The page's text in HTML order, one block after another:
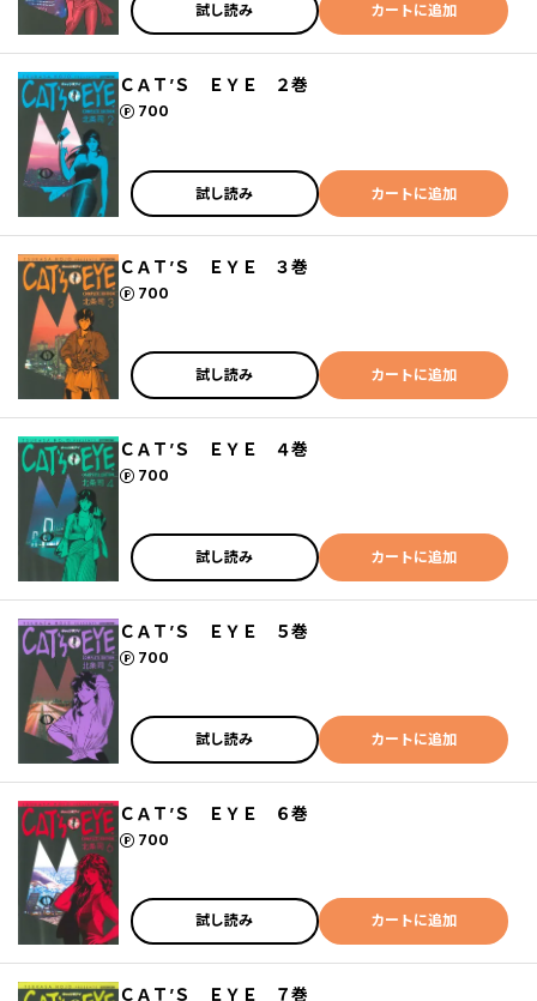
試し読み カートに追加
ＣＡＴ’Ｓ ＥＹＥ ２巻
700
ポイント
試し読み カートに追加
ＣＡＴ’Ｓ ＥＹＥ ３巻
700
ポイント
試し読み カートに追加
ＣＡＴ’Ｓ ＥＹＥ ４巻
700
ポイント
試し読み カートに追加
ＣＡＴ’Ｓ ＥＹＥ ５巻
700
ポイント
試し読み カートに追加
ＣＡＴ’Ｓ ＥＹＥ ６巻
700
ポイント
試し読み カートに追加
ＣＡＴ’Ｓ ＥＹＥ ７巻